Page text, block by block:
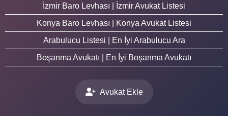
İzmir Baro Levhası | İzmir Avukat Listesi
Konya Baro Levhası | Konya Avukat Listesi
Arabulucu Listesi | En İyi Arabulucu Ara
Boşanma Avukatı | En İyi Boşanma Avukatı
Avukat Ekle